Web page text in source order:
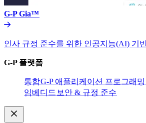
G-P Gia™​​
인사 규정 준수를 위한 인공지능(AI) 기
G-P 플랫폼​​
통합​​G-P 애플리케이션 프로그래
임베디드​​ 보안 & 규정 준수​​